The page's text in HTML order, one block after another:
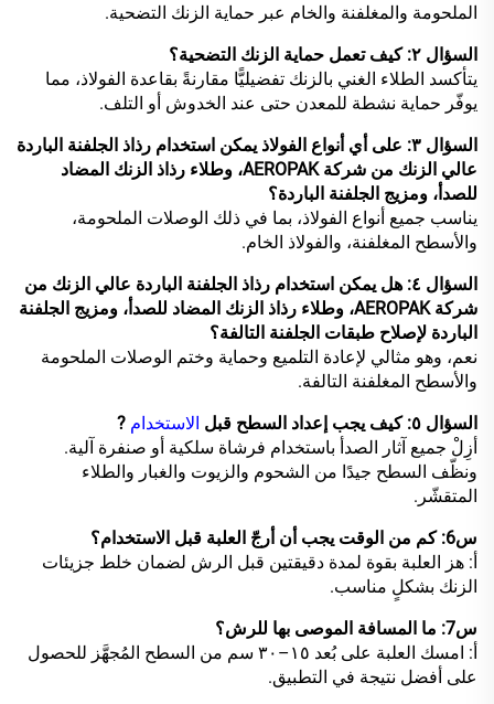
الملحومة والمغلفنة والخام عبر حماية الزنك التضحية.
السؤال ٢: كيف تعمل حماية الزنك التضحية؟
يتأكسد الطلاء الغني بالزنك تفضيليًّا مقارنةً بقاعدة الفولاذ، مما
يوفّر حماية نشطة للمعدن حتى عند الخدوش أو التلف.
السؤال ٣: على أي أنواع الفولاذ يمكن استخدام رذاذ الجلفنة الباردة
عالي الزنك من شركة AEROPAK، وطلاء رذاذ الزنك المضاد
للصدأ، ومزيج الجلفنة الباردة؟
يناسب جميع أنواع الفولاذ، بما في ذلك الوصلات الملحومة،
والأسطح المغلفنة، والفولاذ الخام.
السؤال ٤: هل يمكن استخدام رذاذ الجلفنة الباردة عالي الزنك من
شركة AEROPAK، وطلاء رذاذ الزنك المضاد للصدأ، ومزيج الجلفنة
الباردة لإصلاح طبقات الجلفنة التالفة؟
نعم، وهو مثالي لإعادة التلميع وحماية وختم الوصلات الملحومة
والأسطح المغلفنة التالفة.
السؤال ٥: كيف يجب إعداد السطح قبل
الاستخدام ?
أزِلْ جميع آثار الصدأ باستخدام فرشاة سلكية أو صنفرة آلية.
ونظّف السطح جيدًا من الشحوم والزيوت والغبار والطلاء
المتقشّر.
س6: كم من الوقت يجب أن أرجّ العلبة قبل الاستخدام؟
أ: هز العلبة بقوة لمدة دقيقتين قبل الرش لضمان خلط جزيئات
الزنك بشكلٍ مناسب.
س7: ما المسافة الموصى بها للرش؟
أ: امسك العلبة على بُعد ١٥–٣٠ سم من السطح المُجهَّز للحصول
على أفضل نتيجة في التطبيق.